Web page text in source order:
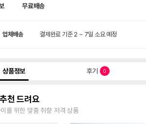
무료배송
업체배송 결제완료 기준 2 ~ 7일 소요 예정
상품정보 후기 0
천 드려요
를 위한 맞춤 취향 저격 상품